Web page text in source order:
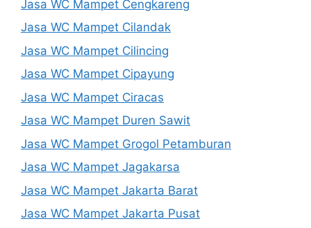
Jasa WC Mampet Cengkareng
Jasa WC Mampet Cilandak
Jasa WC Mampet Cilincing
Jasa WC Mampet Cipayung
Jasa WC Mampet Ciracas
Jasa WC Mampet Duren Sawit
Jasa WC Mampet Grogol Petamburan
Jasa WC Mampet Jagakarsa
Jasa WC Mampet Jakarta Barat
Jasa WC Mampet Jakarta Pusat